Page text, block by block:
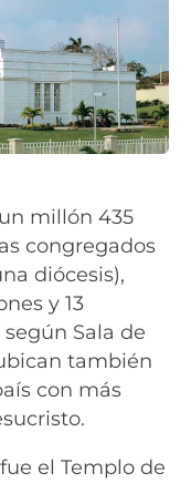
millón 435
congregados
diócesis),
y 13
Sala de
también
con más
el Templo de